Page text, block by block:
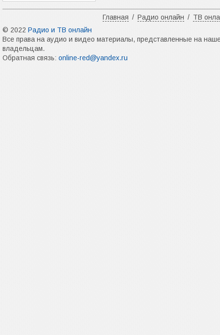
Главная / Радио онлайн / ТВ
© 2022 Радио и ТВ онлайн
Все права на аудио и видео материалы, представленные на
владельцам.
Обратная связь: online-red@yandex.ru